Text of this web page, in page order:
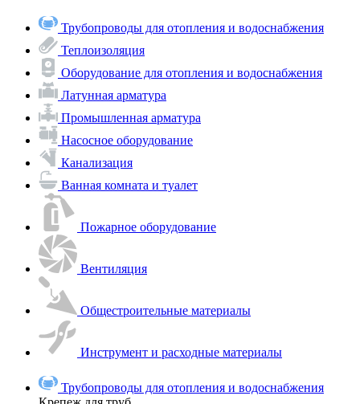
Трубопроводы для отопления и водоснабжения
Теплоизоляция
Оборудование для отопления и водоснабжения
Латунная арматура
Промышленная арматура
Насосное оборудование
Канализация
Ванная комната и туалет
Пожарное оборудование
Вентиляция
Общестроительные материалы
Инструмент и расходные материалы
Трубопроводы для отопления и водоснабжения